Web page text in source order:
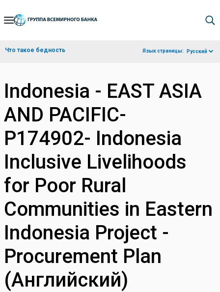
Skip
Navigation
Что такое бедность Язык страницы: Русский
Indonesia - EAST ASIA
AND PACIFIC-
P174902- Indonesia
Inclusive Livelihoods
for Poor Rural
Communities in Eastern
Indonesia Project -
Procurement Plan
(Английский)